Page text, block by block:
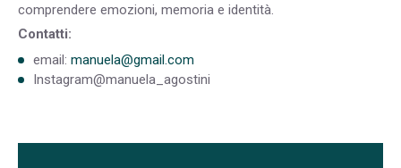
comprendere emozioni, memoria e identità.
Contatti:
email: manuela@gmail.com
Instagram@manuela_agostini